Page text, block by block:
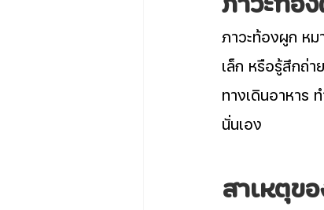
ภาวะท้องผูก หม
เล็ก หรือรู้สึกถ่า
ทางเดินอาหาร
นั่นเอง
สาเหตุข